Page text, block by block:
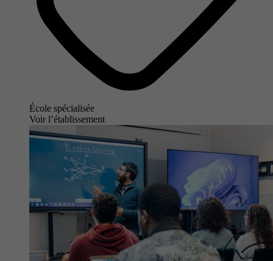
École spécialisée
Voir l’établissement